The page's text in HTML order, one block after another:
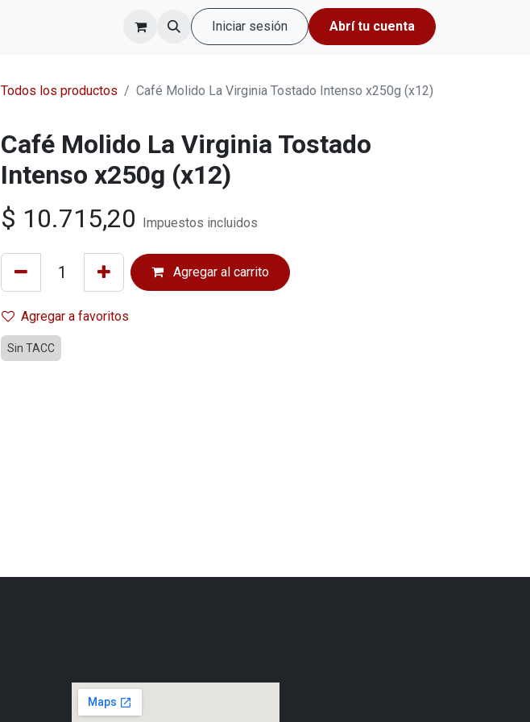
Iniciar sesión Abrí tu cuenta
Todos los productos Café Molido La Virginia Tostado Intenso x250g (x12)
Café Molido La Virginia Tostado
Intenso x250g (x12)
$ 10.715,20 Impuestos incluidos
Agregar al carrito
Agregar a favoritos
Sin TACC